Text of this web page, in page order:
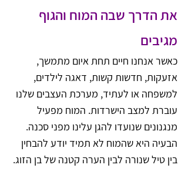
את הדרך שבה המוח והגוף
מגיבים
כאשר אנחנו חיים תחת איום מתמשך,
אזעקות, חדשות קשות, דאגה לילדים,
למשפחה או לעתיד, מערכת העצבים שלנו
עוברת למצב הישרדות. המוח מפעיל
מנגנונים שנועדו להגן עלינו מפני סכנה.
הבעיה היא שהמוח לא תמיד יודע להבחין
בין טיל שנורה לבין הערה קטנה של בן הזוג.